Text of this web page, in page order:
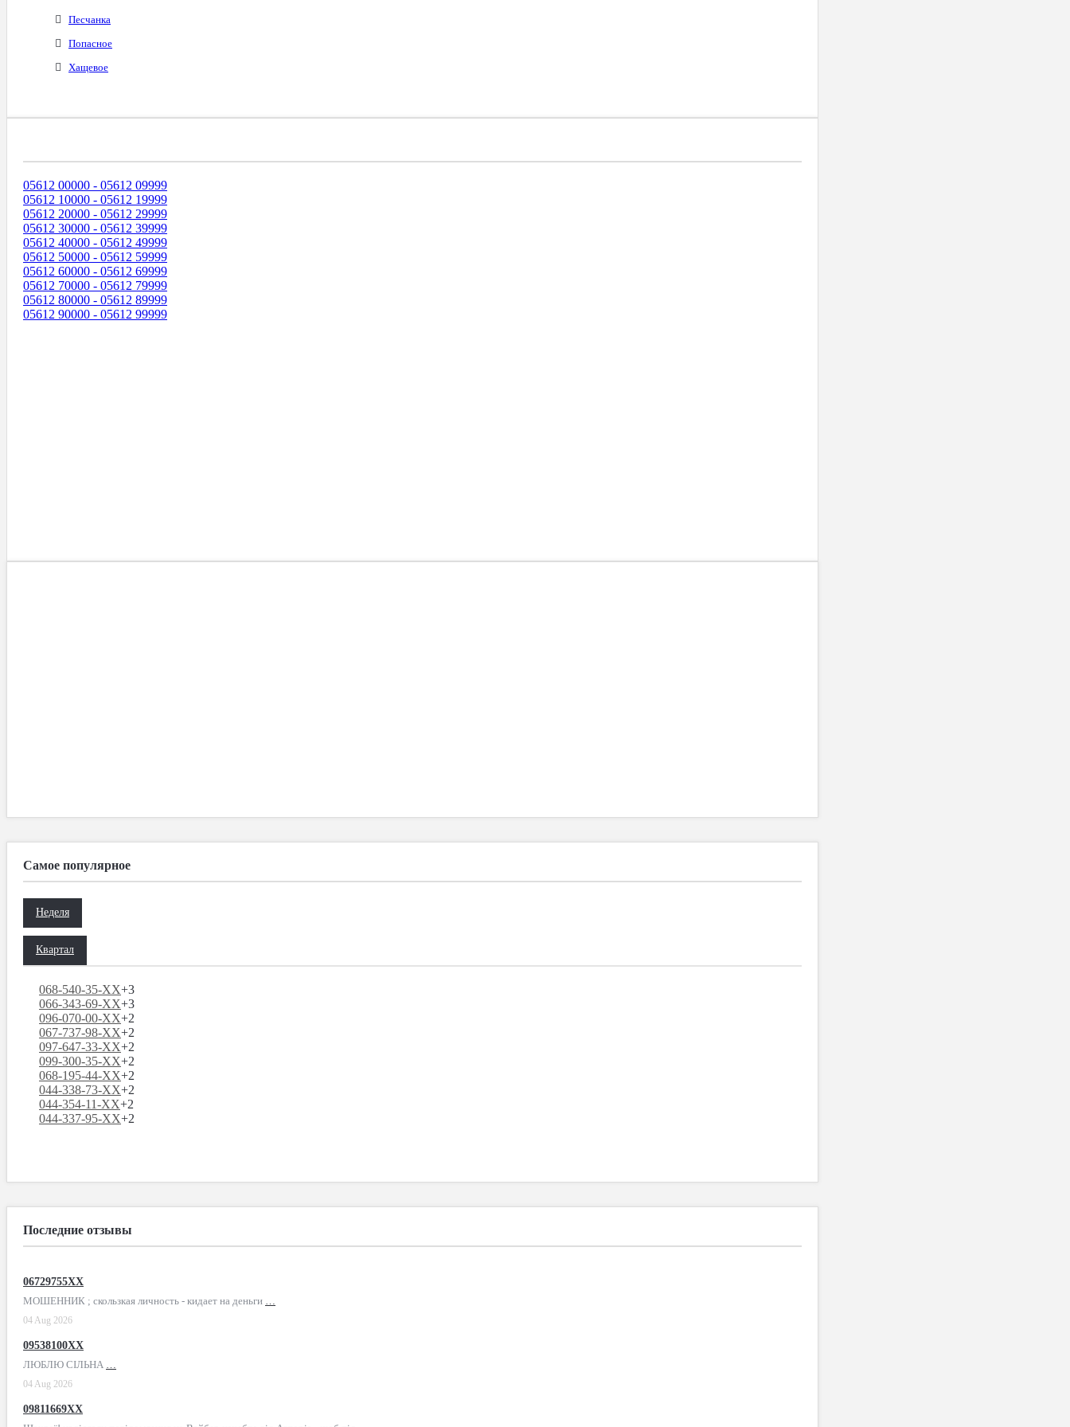
Песчанка
Попасное
Хащевое
05612 00000 - 05612 09999
05612 10000 - 05612 19999
05612 20000 - 05612 29999
05612 30000 - 05612 39999
05612 40000 - 05612 49999
05612 50000 - 05612 59999
05612 60000 - 05612 69999
05612 70000 - 05612 79999
05612 80000 - 05612 89999
05612 90000 - 05612 99999
Самое популярное
Неделя
Квартал
068-540-35-XX+3
066-343-69-XX+3
096-070-00-XX+2
067-737-98-XX+2
097-647-33-XX+2
099-300-35-XX+2
068-195-44-XX+2
044-338-73-XX+2
044-354-11-XX+2
044-337-95-XX+2
Последние отзывы
06729755XX
МОШЕННИК ; скользкая личность - кидает на деньги …
04 Aug 2026
09538100XX
ЛЮБЛЮ СІЛЬНА …
04 Aug 2026
09811669XX